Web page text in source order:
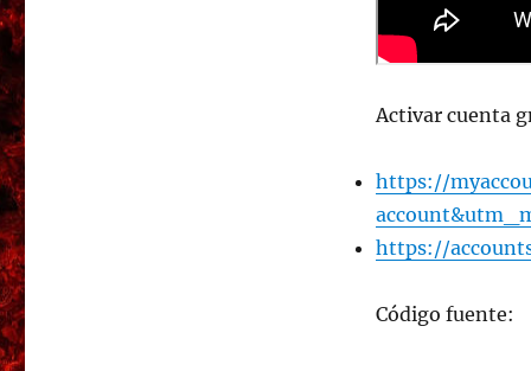
Activar cuenta
https://
https://
Código fuente: